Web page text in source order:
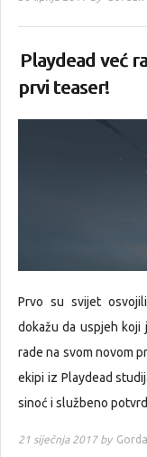
Playdead već
prvi teaser!
Prvo su svijet
dokažu da uspjeh koji
rade na svom novom
ekipi iz Playdead
sinoć i službeno
21 siječnja 2017 by